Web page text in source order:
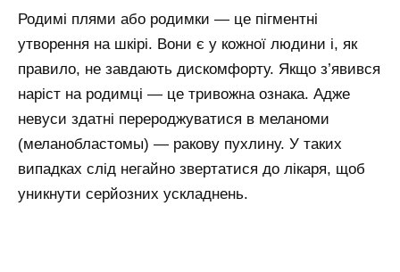
Родимі плями або родимки — це пігментні
утворення на шкірі. Вони є у кожної людини і, як
правило, не завдають дискомфорту. Якщо з’явився
наріст на родимці — це тривожна ознака. Адже
невуси здатні перероджуватися в меланоми
(меланобластомы) — ракову пухлину. У таких
випадках слід негайно звертатися до лікаря, щоб
уникнути серйозних ускладнень.